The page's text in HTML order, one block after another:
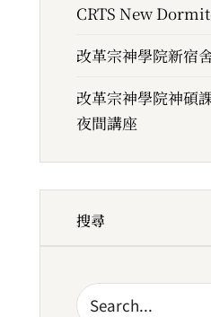
CRTS New
改革宗神學院新宿
改革宗神學院神碩
夜間講座
搜尋